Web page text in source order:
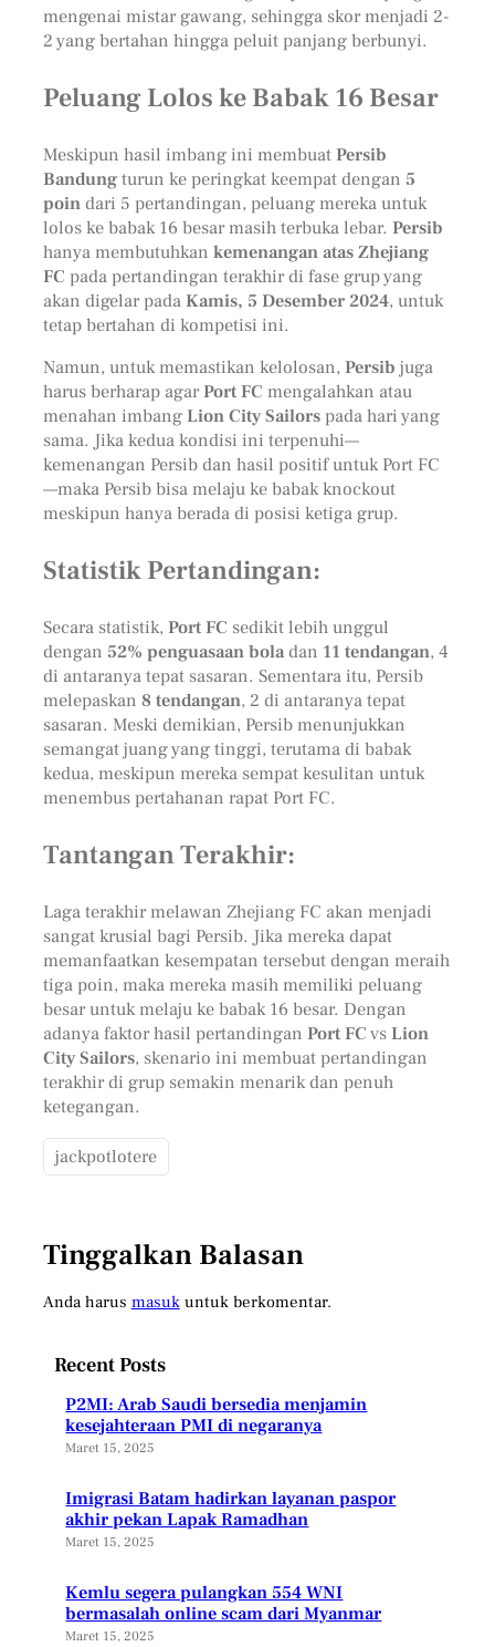
mengenai mistar gawang, sehingga skor menjadi 2-
2 yang bertahan hingga peluit panjang berbunyi.
Peluang Lolos ke Babak 16 Besar
Meskipun hasil imbang ini membuatPersib
Bandungturun ke peringkat keempat dengan 5
poindari 5 pertandingan, peluang mereka untuk
lolos ke babak 16 besar masih terbuka lebar. Persib
hanya membutuhkan kemenangan atas Zhejiang
FC pada pertandingan terakhir di fase grup yang
akan digelar padaKamis, 5 Desember 2024, untuk
tetap bertahan di kompetisi ini.
Namun, untuk memastikan kelolosan, Persib juga
harus berharap agarPort FC mengalahkan atau
menahan imbangLion City Sailorspada hari yang
sama. Jika kedua kondisi ini terpenuhi—
kemenangan Persib dan hasil positif untuk Port FC
—maka Persib bisa melaju ke babak knockout
meskipun hanya berada di posisi ketiga grup.
Statistik Pertandingan:
Secara statistik, Port FC sedikit lebih unggul
dengan 52% penguasaan boladan 11 tendangan, 4
di antaranya tepat sasaran. Sementara itu, Persib
melepaskan 8 tendangan, 2 di antaranya tepat
sasaran. Meski demikian, Persib menunjukkan
semangat juang yang tinggi, terutama di babak
kedua, meskipun mereka sempat kesulitan untuk
menembus pertahanan rapat Port FC.
Tantangan Terakhir:
Laga terakhir melawan Zhejiang FC akan menjadi
sangat krusial bagi Persib. Jika mereka dapat
memanfaatkan kesempatan tersebut dengan meraih
tiga poin, maka mereka masih memiliki peluang
besar untuk melaju ke babak 16 besar. Dengan
adanya faktor hasil pertandingan Port FCvsLion
City Sailors, skenario ini membuat pertandingan
terakhir di grup semakin menarik dan penuh
ketegangan.
jackpotlotere
Tinggalkan Balasan
Anda harus masukuntuk berkomentar.
Recent Posts
P2MI: Arab Saudi bersedia menjamin
kesejahteraan PMI di negaranya
Maret 15, 2025
Imigrasi Batam hadirkan layanan paspor
akhir pekan Lapak Ramadhan
Maret 15, 2025
Kemlu segera pulangkan 554 WNI
bermasalah online scam dari Myanmar
Maret 15, 2025